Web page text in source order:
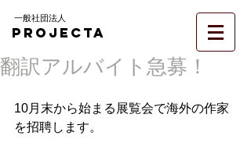
一般社団法人
PROJECTA
翻訳アルバイト急募！
10月末から始まる展覧会で海外の作家
を招聘します。